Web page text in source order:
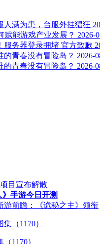
人满为患，台服外挂猖狂
赋能游戏产业发展？ 2026-
服务器登录拥堵 官方致歉
的青春没有冒险岛？ 2026-
的青春没有冒险岛？ 2026-
目宣布解散
手游今日开测
游前瞻：《诡秘之主》领衔
1170）